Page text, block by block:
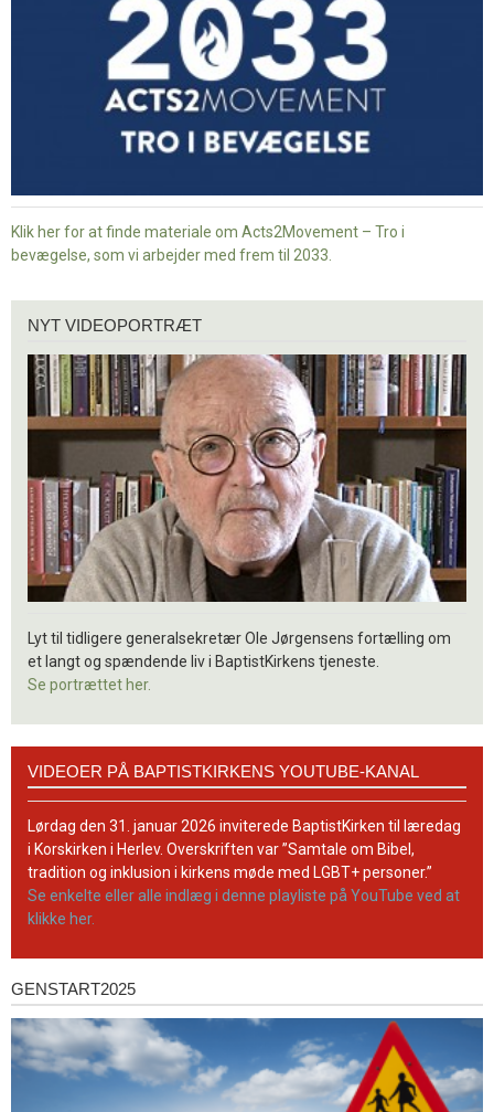
Klik her for at finde materiale om Acts2Movement – Tro i
bevægelse, som vi arbejder med frem til 2033.
videoportræt
NYT VIDEOPORTRÆT
Lyt til tidligere generalsekretær Ole Jørgensens fortælling om
et langt og spændende liv i BaptistKirkens tjeneste.
Se portrættet her.
BaptistKirkens
YouTube-
kanal
VIDEOER PÅ BAPTISTKIRKENS YOUTUBE-KANAL
Lørdag den 31. januar 2026 inviterede BaptistKirken til læredag
i Korskirken i Herlev. Overskriften var ”Samtale om Bibel,
tradition og inklusion i kirkens møde med LGBT+ personer.”
Se enkelte eller alle indlæg i denne playliste på YouTube ved at
klikke her.
Genstart2025
GENSTART2025